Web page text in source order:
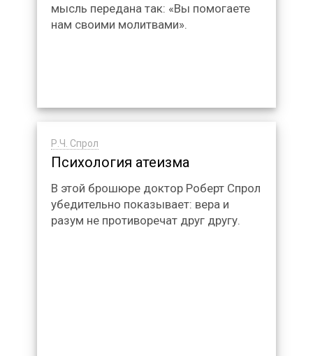
мысль передана так: «Вы помогаете
нам своими молитвами».
Р.Ч. Спрол
Психология атеизма
В этой брошюре доктор Роберт Спрол
убедительно показывает: вера и
разум не противоречат друг другу.